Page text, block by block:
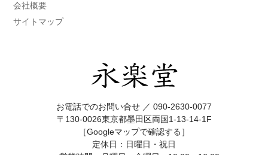
会社概要
サイトマップ
お電話でのお問い合せ ／ 090-2630-0077
〒130-0026東京都墨田区両国1-13-14-1F
［Googleマップで確認する］
定休日：日曜日・祝日